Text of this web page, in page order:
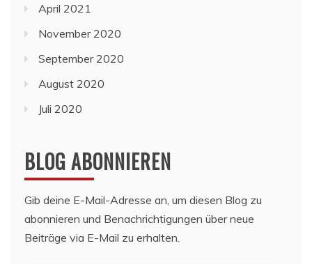
April 2021
November 2020
September 2020
August 2020
Juli 2020
BLOG ABONNIEREN
Gib deine E-Mail-Adresse an, um diesen Blog zu
abonnieren und Benachrichtigungen über neue
Beiträge via E-Mail zu erhalten.